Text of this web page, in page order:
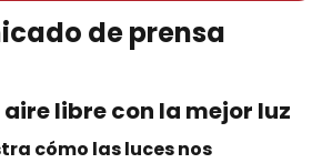
de prensa
libre con la mejor luz
cómo las luces nos